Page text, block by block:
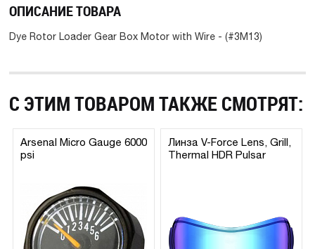
ОПИСАНИЕ ТОВАРА
Dye Rotor Loader Gear Box Motor with Wire - (#3M13)
С ЭТИМ ТОВАРОМ ТАКЖЕ СМОТРЯТ:
Arsenal Micro Gauge 6000
psi
Линза V-Force Lens, Grill,
Thermal HDR Pulsar